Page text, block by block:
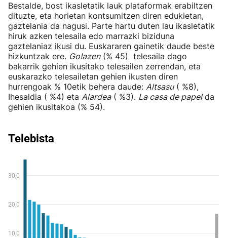
Bestalde, bost ikasletatik lauk plataformak erabiltzen
dituzte, eta horietan kontsumitzen diren edukietan,
gaztelania da nagusi. Parte hartu duten lau ikasletatik
hiruk azken telesaila edo marrazki biziduna
gaztelaniaz ikusi du. Euskararen gainetik daude beste
hizkuntzak ere. Go!azen(% 45) telesaila dago
bakarrik gehien ikusitako telesailen zerrendan, eta
euskarazko telesailetan gehien ikusten diren
hurrengoak % 10etik behera daude: Altsasu( %8),
Ihesaldia ( %4) eta Alardea( %3). La casa de papelda
gehien ikusitakoa (% 54).